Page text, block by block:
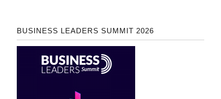
BUSINESS LEADERS SUMMIT 2026